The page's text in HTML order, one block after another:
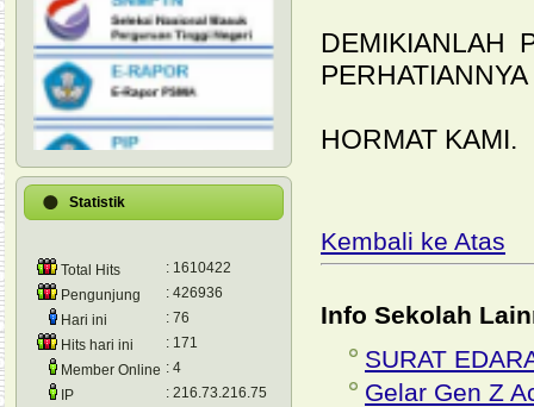
Statistik
Total Hits
: 1610422
Pengunjung
: 426936
Hari ini
: 76
Hits hari ini
: 171
Member Online : 4
IP
: 216.73.216.75
DEMIKIANLAH
HORMAT KAMI.
Kembali ke Atas
Info Sekolah
SURAT
Gelar Gen Z